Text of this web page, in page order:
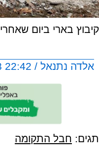
קיבוץ בארי ביום
אלדה נתנאל / 22:42 21.10.23
תגים: חבל התקומה